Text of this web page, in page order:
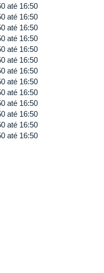
até 16:50
até 16:50
até 16:50
até 16:50
até 16:50
até 16:50
até 16:50
até 16:50
até 16:50
até 16:50
até 16:50
até 16:50
até 16:50